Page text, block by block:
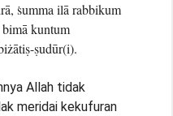
ṡumma ilā rabbikum
kuntum
ṣudūr(i).
Allah tidak
meridai kekufuran